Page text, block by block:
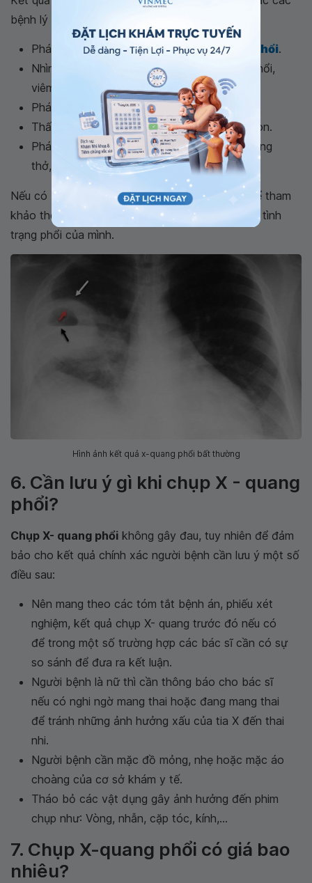
bệnh lý liên quan:
Phát hiện những khối u, chấn thương,phù phổi.
Nhìn thấy những viêm nhiễm của bệnh lao phổi,
viêm phổi.
Phát hiện dịch quanh phổi, khí xung quanh.
Thấy các tổn thương xương sườn, xương đòn.
Phát hiện hạch to hoặc vật thể lạ trong đường
thở, thực quản, phổi.
Nếu có bất kỳ câu hỏi thắc mắc nào, bạn có thể tham
khảo thêm ý kiến của bác sĩ để nhận xét rõ hơn tình
trạng phổi của mình.
Hình ảnh kết quả x-quang phổi bất thường
6. Cần lưu ý gì khi chụp X - quang
phổi?
Chụp X- quang phổi không gây đau, tuy nhiên để đảm
bảo cho kết quả chính xác người bệnh cần lưu ý một số
điều sau:
Nên mang theo các tóm tắt bệnh án, phiếu xét
nghiệm, kết quả chụp X- quang trước đó nếu có
để trong một số trường hợp các bác sĩ cần có sự
so sánh để đưa ra kết luận.
Người bệnh là nữ thì cần thông báo cho bác sĩ
nếu có nghi ngờ mang thai hoặc đang mang thai
để tránh những ảnh hưởng xấu của tia X đến thai
nhi.
Người bệnh cần mặc đồ mỏng, nhẹ hoặc mặc áo
choàng của cơ sở khám y tế.
Tháo bỏ các vật dụng gây ảnh hưởng đến phim
chụp như: Vòng, nhẫn, cặp tóc, kính,...
7. Chụp X-quang phổi có giá bao
nhiêu?